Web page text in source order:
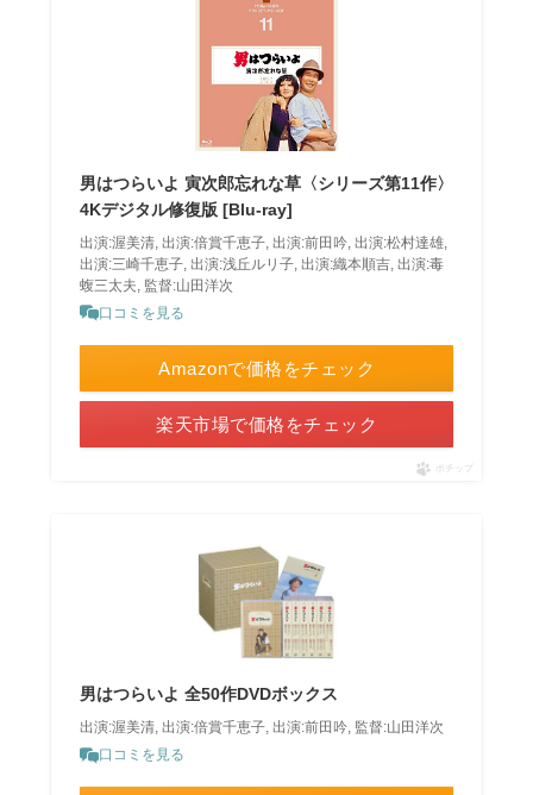
男はつらいよ 寅次郎忘れな草〈シリーズ第11作〉
4Kデジタル修復版 [Blu-ray]
出演:渥美清, 出演:倍賞千恵子, 出演:前田吟, 出演:松村達雄,
出演:三崎千恵子, 出演:浅丘ルリ子, 出演:織本順吉, 出演:毒
蝮三太夫, 監督:山田洋次
口コミを見る
Amazonで価格をチェック
楽天市場で価格をチェック
ポチップ
男はつらいよ 全50作DVDボックス
出演:渥美清, 出演:倍賞千恵子, 出演:前田吟, 監督:山田洋次
口コミを見る